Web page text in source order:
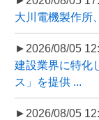
大川電機製作所
►2026/08/05
建設業界に特化
ス」を提供 ...
►2026/08/05